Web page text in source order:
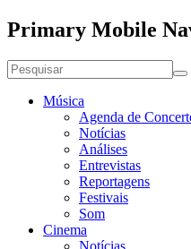
Primary Mobile
Música
Agenda de
Notícias
Análises
Entrevistas
Reportagens
Festivais
Som
Cinema
Notícias